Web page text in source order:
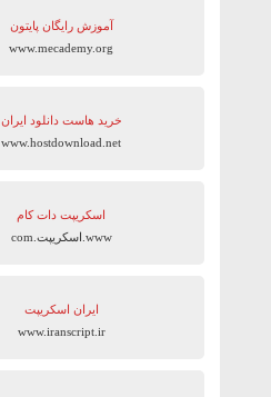
آموزش رایگان پایتون
www.mecademy.org
خرید هاست دانلود ایران
www.hostdownload.net
اسکریپت دات کام
www.اسکریپت.com
ایران اسکریپت
www.iranscript.ir